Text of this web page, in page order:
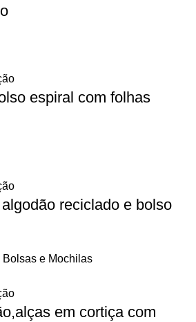
espiral com folhas
reciclado e bolso
Bolsas e Mochilas
em cortiça com